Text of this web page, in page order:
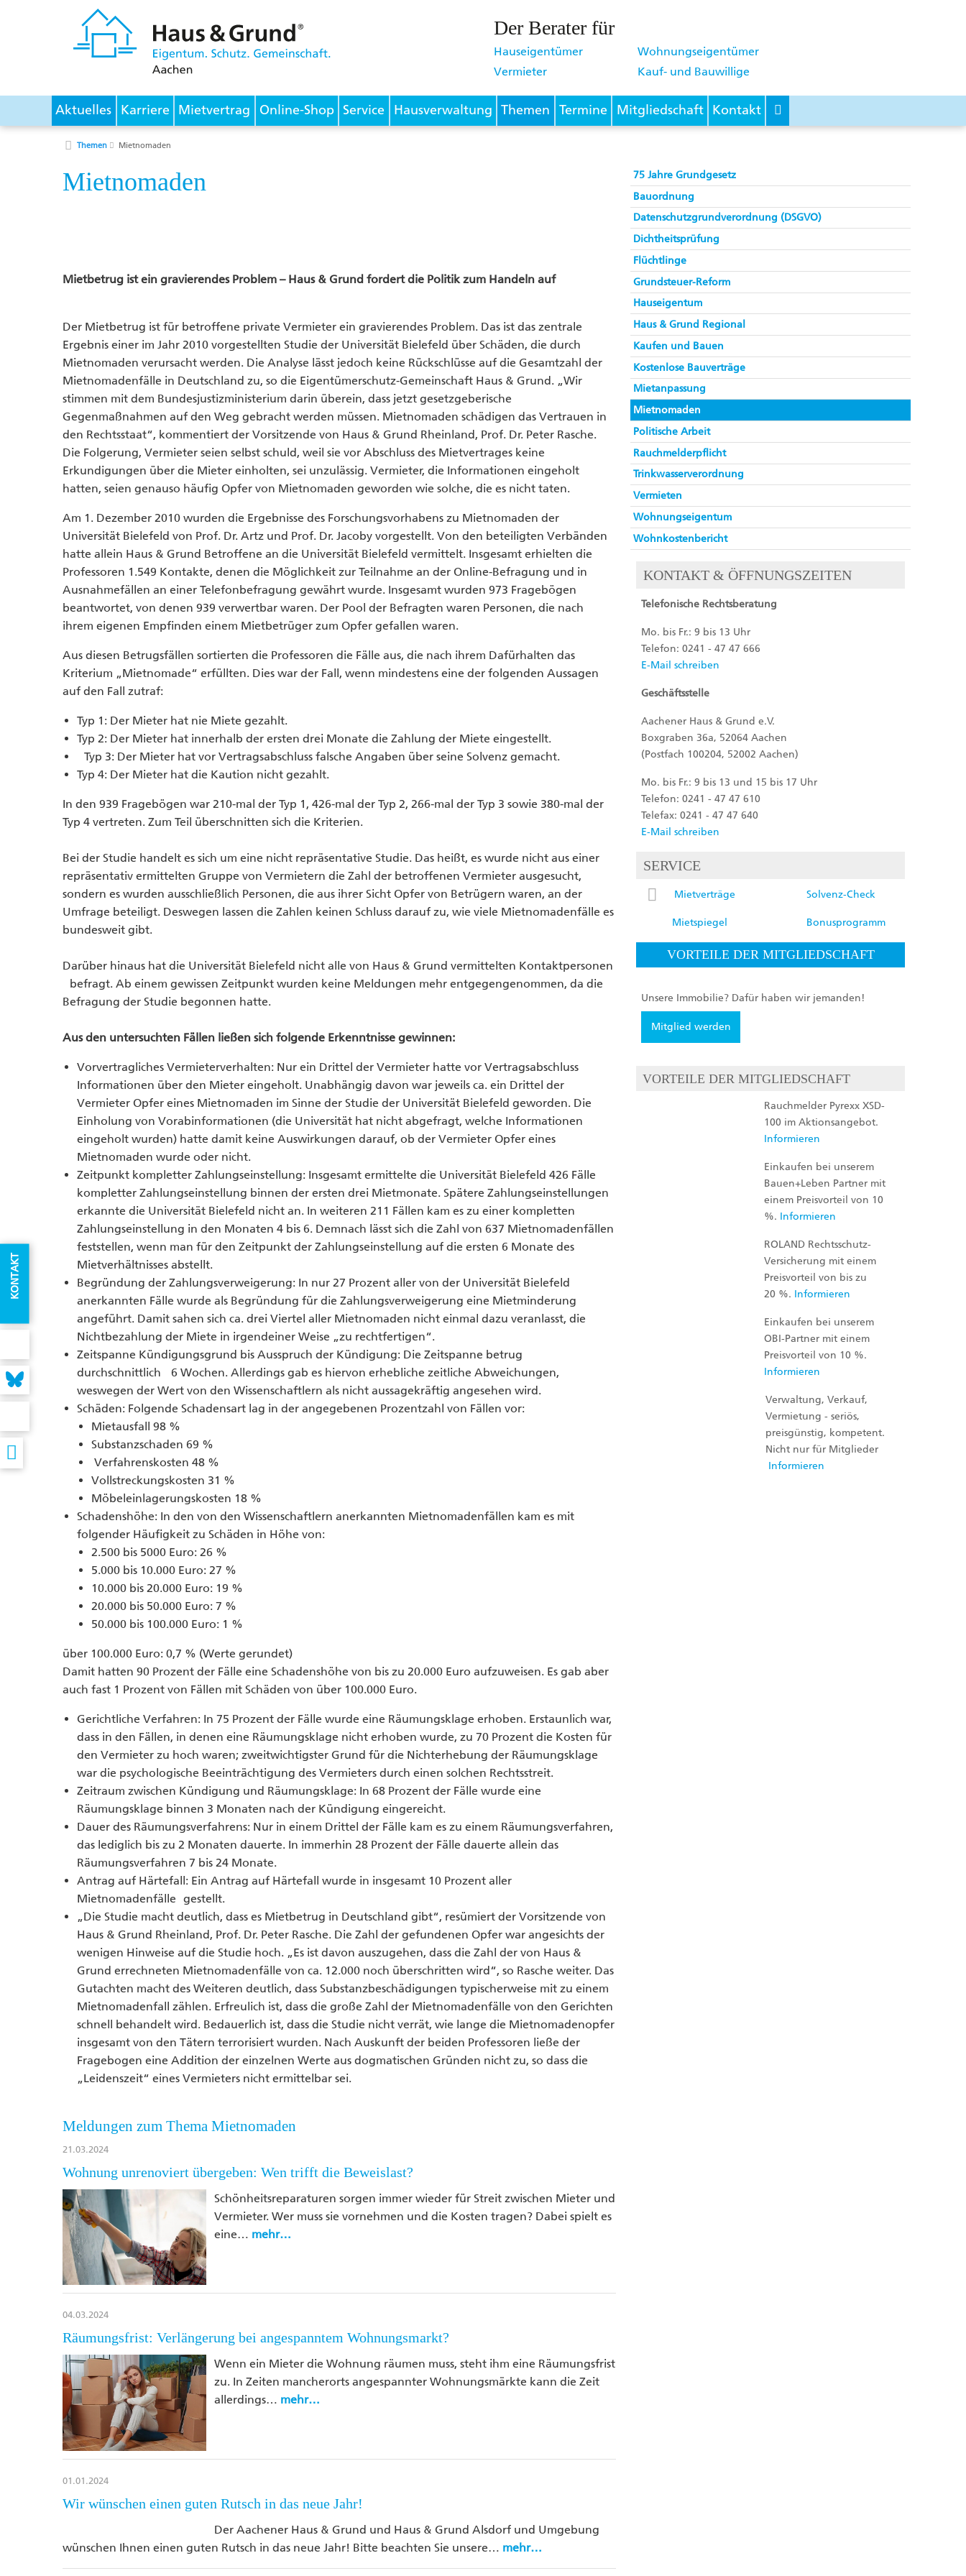
Der Berater für
Hauseigentümer
Wohnungseigentümer
Vermieter
Kauf- und Bauwillige
Aktuelles Karriere Mietvertrag Online-Shop Service Hausverwaltung Themen Termine Mitgliedschaft Kontakt
Themen Mietnomaden
Mietnomaden
Mietbetrug ist ein gravierendes Problem – Haus & Grund fordert die Politik zum Handeln auf
Der Mietbetrug ist für betroffene private Vermieter ein gravierendes Problem. Das ist das zentrale
Ergebnis einer im Jahr 2010 vorgestellten Studie der Universität Bielefeld über Schäden, die durch
Mietnomaden verursacht werden. Die Analyse lässt jedoch keine Rückschlüsse auf die Gesamtzahl der
Mietnomadenfälle in Deutschland zu, so die Eigentümerschutz-Gemeinschaft Haus & Grund. „Wir
stimmen mit dem Bundesjustizministerium darin überein, dass jetzt gesetzgeberische
Gegenmaßnahmen auf den Weg gebracht werden müssen. Mietnomaden schädigen das Vertrauen in
den Rechtsstaat“, kommentiert der Vorsitzende von Haus & Grund Rheinland, Prof. Dr. Peter Rasche.
Die Folgerung, Vermieter seien selbst schuld, weil sie vor Abschluss des Mietvertrages keine
Erkundigungen über die Mieter einholten, sei unzulässig. Vermieter, die Informationen eingeholt
hatten, seien genauso häufig Opfer von Mietnomaden geworden wie solche, die es nicht taten.
Am 1. Dezember 2010 wurden die Ergebnisse des Forschungsvorhabens zu Mietnomaden der
Universität Bielefeld von Prof. Dr. Artz und Prof. Dr. Jacoby vorgestellt. Von den beteiligten Verbänden
hatte allein Haus & Grund Betroffene an die Universität Bielefeld vermittelt. Insgesamt erhielten die
Professoren 1.549 Kontakte, denen die Möglichkeit zur Teilnahme an der Online-Befragung und in
Ausnahmefällen an einer Telefonbefragung gewährt wurde. Insgesamt wurden 973 Fragebögen
beantwortet, von denen 939 verwertbar waren. Der Pool der Befragten waren Personen, die nach
ihrem eigenen Empfinden einem Mietbetrüger zum Opfer gefallen waren.
Aus diesen Betrugsfällen sortierten die Professoren die Fälle aus, die nach ihrem Dafürhalten das
Kriterium „Mietnomade“ erfüllten. Dies war der Fall, wenn mindestens eine der folgenden Aussagen
auf den Fall zutraf:
Typ 1: Der Mieter hat nie Miete gezahlt.
Typ 2: Der Mieter hat innerhalb der ersten drei Monate die Zahlung der Miete eingestellt.
Typ 3: Der Mieter hat vor Vertragsabschluss falsche Angaben über seine Solvenz gemacht.
Typ 4: Der Mieter hat die Kaution nicht gezahlt.
In den 939 Fragebögen war 210-mal der Typ 1, 426-mal der Typ 2, 266-mal der Typ 3 sowie 380-mal der
Typ 4 vertreten. Zum Teil überschnitten sich die Kriterien.
Bei der Studie handelt es sich um eine nicht repräsentative Studie. Das heißt, es wurde nicht aus einer
repräsentativ ermittelten Gruppe von Vermietern die Zahl der betroffenen Vermieter ausgesucht,
sondern es wurden ausschließlich Personen, die aus ihrer Sicht Opfer von Betrügern waren, an der
Umfrage beteiligt. Deswegen lassen die Zahlen keinen Schluss darauf zu, wie viele Mietnomadenfälle es
bundesweit gibt.
Darüber hinaus hat die Universität Bielefeld nicht alle von Haus & Grund vermittelten Kontaktpersonen
befragt. Ab einem gewissen Zeitpunkt wurden keine Meldungen mehr entgegengenommen, da die
Befragung der Studie begonnen hatte.
Aus den untersuchten Fällen ließen sich folgende Erkenntnisse gewinnen:
Vorvertragliches Vermieterverhalten: Nur ein Drittel der Vermieter hatte vor Vertragsabschluss
Informationen über den Mieter eingeholt. Unabhängig davon war jeweils ca. ein Drittel der
Vermieter Opfer eines Mietnomaden im Sinne der Studie der Universität Bielefeld geworden. Die
Einholung von Vorabinformationen (die Universität hat nicht abgefragt, welche Informationen
eingeholt wurden) hatte damit keine Auswirkungen darauf, ob der Vermieter Opfer eines
Mietnomaden wurde oder nicht.
Zeitpunkt kompletter Zahlungseinstellung: Insgesamt ermittelte die Universität Bielefeld 426 Fälle
kompletter Zahlungseinstellung binnen der ersten drei Mietmonate. Spätere Zahlungseinstellungen
erkannte die Universität Bielefeld nicht an. In weiteren 211 Fällen kam es zu einer kompletten
Zahlungseinstellung in den Monaten 4 bis 6. Demnach lässt sich die Zahl von 637 Mietnomadenfällen
feststellen, wenn man für den Zeitpunkt der Zahlungseinstellung auf die ersten 6 Monate des
Mietverhältnisses abstellt.
Begründung der Zahlungsverweigerung: In nur 27 Prozent aller von der Universität Bielefeld
anerkannten Fälle wurde als Begründung für die Zahlungsverweigerung eine Mietminderung
angeführt. Damit sahen sich ca. drei Viertel aller Mietnomaden nicht einmal dazu veranlasst, die
Nichtbezahlung der Miete in irgendeiner Weise „zu rechtfertigen“.
Zeitspanne Kündigungsgrund bis Ausspruch der Kündigung: Die Zeitspanne betrug
durchschnittlich 6 Wochen. Allerdings gab es hiervon erhebliche zeitliche Abweichungen,
weswegen der Wert von den Wissenschaftlern als nicht aussagekräftig angesehen wird.
Schäden: Folgende Schadensart lag in der angegebenen Prozentzahl von Fällen vor:
Mietausfall 98 %
Substanzschaden 69 %
Verfahrenskosten 48 %
Vollstreckungskosten 31 %
Möbeleinlagerungskosten 18 %
Schadenshöhe: In den von den Wissenschaftlern anerkannten Mietnomadenfällen kam es mit
folgender Häufigkeit zu Schäden in Höhe von:
2.500 bis 5000 Euro: 26 %
5.000 bis 10.000 Euro: 27 %
10.000 bis 20.000 Euro: 19 %
20.000 bis 50.000 Euro: 7 %
50.000 bis 100.000 Euro: 1 %
über 100.000 Euro: 0,7 % (Werte gerundet)
Damit hatten 90 Prozent der Fälle eine Schadenshöhe von bis zu 20.000 Euro aufzuweisen. Es gab aber
auch fast 1 Prozent von Fällen mit Schäden von über 100.000 Euro.
Gerichtliche Verfahren: In 75 Prozent der Fälle wurde eine Räumungsklage erhoben. Erstaunlich war,
dass in den Fällen, in denen eine Räumungsklage nicht erhoben wurde, zu 70 Prozent die Kosten für
den Vermieter zu hoch waren; zweitwichtigster Grund für die Nichterhebung der Räumungsklage
war die psychologische Beeinträchtigung des Vermieters durch einen solchen Rechtsstreit.
Zeitraum zwischen Kündigung und Räumungsklage: In 68 Prozent der Fälle wurde eine
Räumungsklage binnen 3 Monaten nach der Kündigung eingereicht.
Dauer des Räumungsverfahrens: Nur in einem Drittel der Fälle kam es zu einem Räumungsverfahren,
das lediglich bis zu 2 Monaten dauerte. In immerhin 28 Prozent der Fälle dauerte allein das
Räumungsverfahren 7 bis 24 Monate.
Antrag auf Härtefall: Ein Antrag auf Härtefall wurde in insgesamt 10 Prozent aller
Mietnomadenfälle gestellt.
„Die Studie macht deutlich, dass es Mietbetrug in Deutschland gibt“, resümiert der Vorsitzende von
Haus & Grund Rheinland, Prof. Dr. Peter Rasche. Die Zahl der gefundenen Opfer war angesichts der
wenigen Hinweise auf die Studie hoch. „Es ist davon auszugehen, dass die Zahl der von Haus &
Grund errechneten Mietnomadenfälle von ca. 12.000 noch überschritten wird“, so Rasche weiter. Das
Gutachten macht des Weiteren deutlich, dass Substanzbeschädigungen typischerweise mit zu einem
Mietnomadenfall zählen. Erfreulich ist, dass die große Zahl der Mietnomadenfälle von den Gerichten
schnell behandelt wird. Bedauerlich ist, dass die Studie nicht verrät, wie lange die Mietnomadenopfer
insgesamt von den Tätern terrorisiert wurden. Nach Auskunft der beiden Professoren ließe der
Fragebogen eine Addition der einzelnen Werte aus dogmatischen Gründen nicht zu, so dass die
„Leidenszeit“ eines Vermieters nicht ermittelbar sei.
Meldungen zum Thema Mietnomaden
21.03.2024
Wohnung unrenoviert übergeben: Wen trifft die Beweislast?
Schönheitsreparaturen sorgen immer wieder für Streit zwischen Mieter und
Vermieter. Wer muss sie vornehmen und die Kosten tragen? Dabei spielt es
eine… mehr…
04.03.2024
Räumungsfrist: Verlängerung bei angespanntem Wohnungsmarkt?
Wenn ein Mieter die Wohnung räumen muss, steht ihm eine Räumungsfrist
zu. In Zeiten mancherorts angespannter Wohnungsmärkte kann die Zeit
allerdings… mehr…
01.01.2024
Wir wünschen einen guten Rutsch in das neue Jahr!
Der Aachener Haus & Grund und Haus & Grund Alsdorf und Umgebung
wünschen Ihnen einen guten Rutsch in das neue Jahr! Bitte beachten Sie unsere… mehr…
75 Jahre Grundgesetz
Bauordnung
Datenschutzgrundverordnung (DSGVO)
Dichtheitsprüfung
Flüchtlinge
Grundsteuer-Reform
Hauseigentum
Haus & Grund Regional
Kaufen und Bauen
Kostenlose Bauverträge
Mietanpassung
Mietnomaden
Politische Arbeit
Rauchmelderpflicht
Trinkwasserverordnung
Vermieten
Wohnungseigentum
Wohnkostenbericht
KONTAKT & ÖFFNUNGSZEITEN
Telefonische Rechtsberatung
Mo. bis Fr.: 9 bis 13 Uhr
Telefon: 0241 - 47 47 666
E-Mail schreiben
Geschäftsstelle
Aachener Haus & Grund e.V.
Boxgraben 36a, 52064 Aachen
(Postfach 100204, 52002 Aachen)
Mo. bis Fr.: 9 bis 13 und 15 bis 17 Uhr
Telefon: 0241 - 47 47 610
Telefax: 0241 - 47 47 640
E-Mail schreiben
SERVICE
Mietverträge Solvenz-Check
Mietspiegel Bonusprogramm
VORTEILE DER MITGLIEDSCHAFT
Unsere Immobilie? Dafür haben wir jemanden!
Mitglied werden
VORTEILE DER MITGLIEDSCHAFT
Rauchmelder Pyrexx XSD-
100 im Aktionsangebot.
Informieren
Einkaufen bei unserem
Bauen+Leben Partner mit
einem Preisvorteil von 10
%. Informieren
ROLAND Rechtsschutz-
Versicherung mit einem
Preisvorteil von bis zu
20 %. Informieren
Einkaufen bei unserem
OBI-Partner mit einem
Preisvorteil von 10 %.
Informieren
Verwaltung, Verkauf,
Vermietung - seriös,
preisgünstig, kompetent.
Nicht nur für Mitglieder
Informieren
KONTAKT